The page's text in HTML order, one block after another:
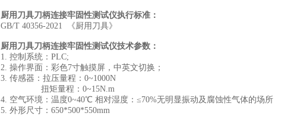
厨用刀具刀柄连接牢固性测试仪执行标准：
GB/T 40356-2021 《厨用刀具》
厨用刀具刀柄连接牢固性测试仪技术参数：
1. 控制系统：PLC;
2. 操作界面：彩色7寸触摸屏，中英文切换；
3. 传感器：拉压量程：0~1000N
扭矩量程：0~15N.m
4. 空气环境：温度0~40℃ 相对湿度：≤70%无明显振动及腐蚀性气体的场所
5. 外形尺寸：650*500*550mm